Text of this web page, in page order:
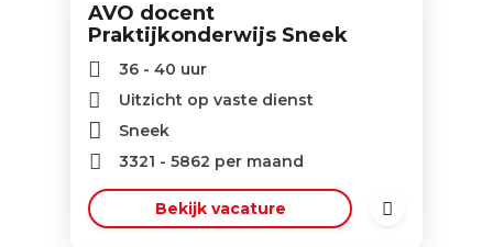
AVO docent
Praktijkonderwijs Sneek
36 - 40 uur
Uitzicht op vaste dienst
Sneek
3321 - 5862 per maand
Bekijk vacature